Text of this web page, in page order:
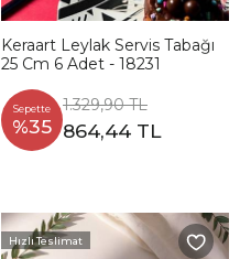
Keraart Leylak Servis Tabağı
25 Cm 6 Adet - 18231
Sepette
%35
1.329,90 TL
864,44 TL
Hızlı Teslimat